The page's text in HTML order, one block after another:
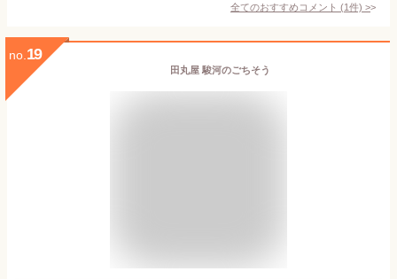
全てのおすすめコメント (1件) >
no. 19
田丸屋 駿河のごちそう